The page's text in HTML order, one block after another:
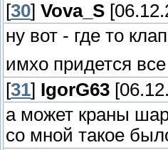
[30] Vova_S
ну вот - где то
имхо придется
[31] IgorG63
а может краны
со мной такое